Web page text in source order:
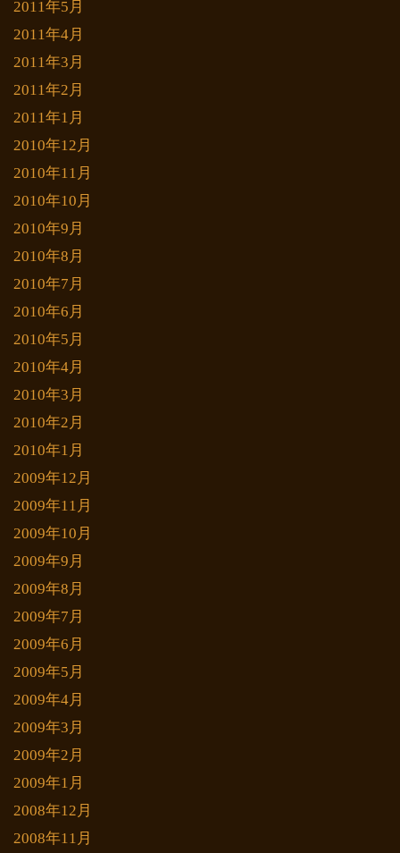
2011年5月
2011年4月
2011年3月
2011年2月
2011年1月
2010年12月
2010年11月
2010年10月
2010年9月
2010年8月
2010年7月
2010年6月
2010年5月
2010年4月
2010年3月
2010年2月
2010年1月
2009年12月
2009年11月
2009年10月
2009年9月
2009年8月
2009年7月
2009年6月
2009年5月
2009年4月
2009年3月
2009年2月
2009年1月
2008年12月
2008年11月